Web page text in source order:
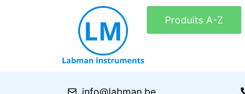
Produits A-Z
info@labman.be